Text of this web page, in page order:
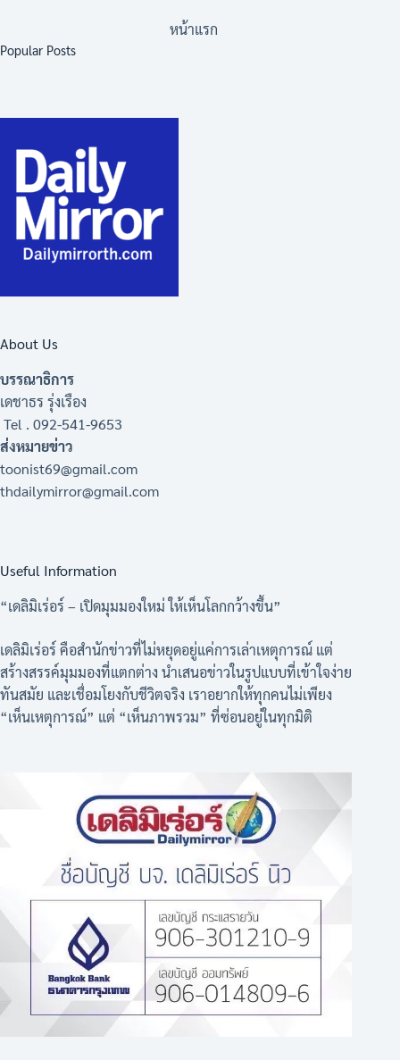
หน้าแรก
Popular Posts
About Us
บรรณาธิการ
เดชาธร รุ่งเรือง
Tel . 092-541-9653
ส่งหมายข่าว
toonist69@gmail.com
thdailymirror@gmail.com
Useful Information
“เดลิมิเร่อร์ – เปิดมุมมองใหม่ ให้เห็นโลกกว้างขึ้น”
เดลิมิเร่อร์ คือสำนักข่าวที่ไม่หยุดอยู่แค่การเล่าเหตุการณ์ แต่
สร้างสรรค์มุมมองที่แตกต่าง นำเสนอข่าวในรูปแบบที่เข้าใจง่าย
ทันสมัย และเชื่อมโยงกับชีวิตจริง เราอยากให้ทุกคนไม่เพียง
“เห็นเหตุการณ์” แต่ “เห็นภาพรวม” ที่ซ่อนอยู่ในทุกมิติ